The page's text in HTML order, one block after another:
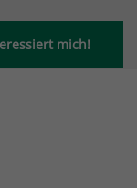
mich!